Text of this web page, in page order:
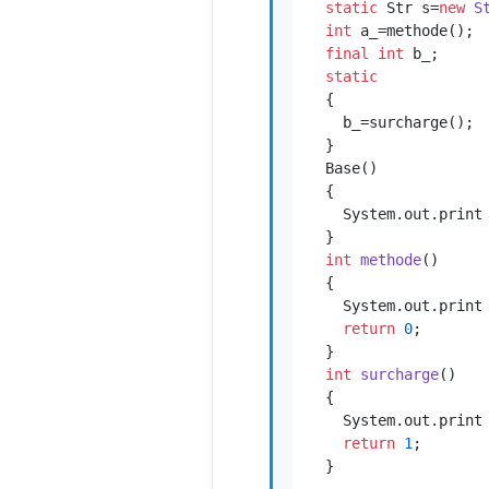
static Str s=new
int a_=methode();
final
int b_;
static
  {
    b_=surcharge();
  }
  Base()
  {
System.out.print
  }
int methode()
  {
System.out.print
return 0;
  }
int
surcharge()
  {
System.out.print
return 1 ;
  }